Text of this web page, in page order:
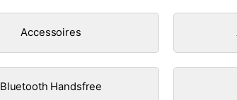
Accessoires
Bluetooth Handsfree